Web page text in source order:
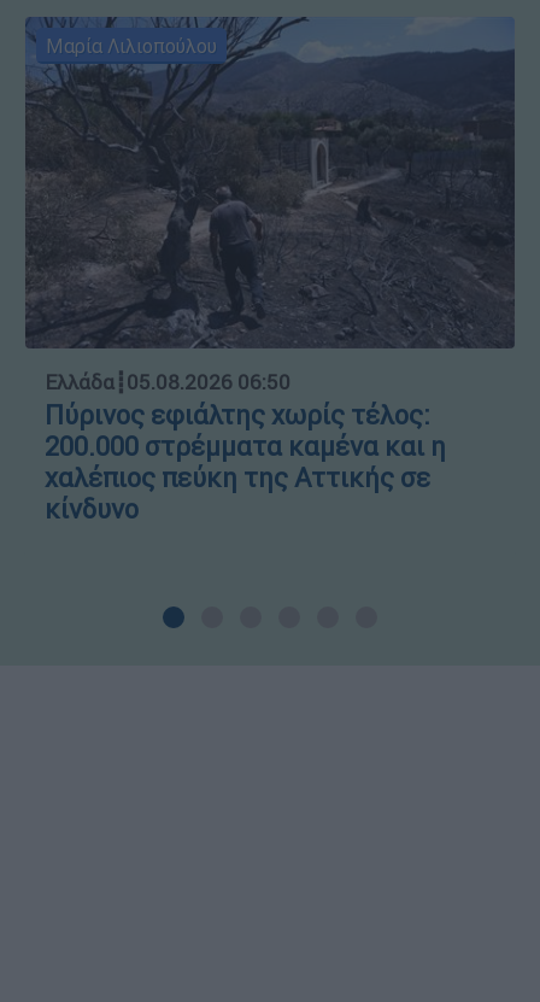
Μαρία Λιλιοπούλου
Ελλάδα┋05.08.2026 06:50
Πύρινος εφιάλτης χωρίς τέλος:
200.000 στρέμματα καμένα και η
χαλέπιος πεύκη της Αττικής σε
κίνδυνο